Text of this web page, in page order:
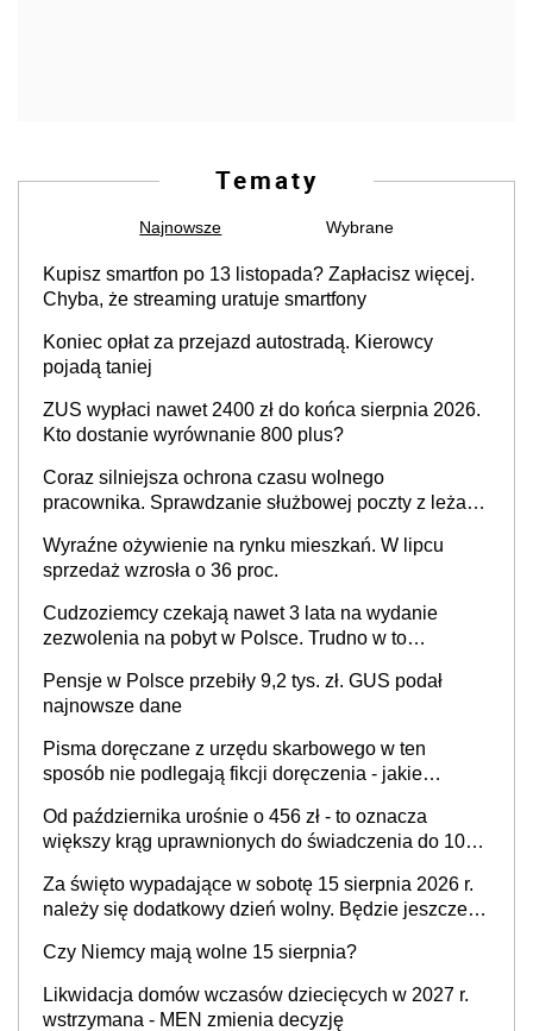
Tematy
Najnowsze Wybrane
Kupisz smartfon po 13 listopada? Zapłacisz więcej.
Chyba, że streaming uratuje smartfony
Koniec opłat za przejazd autostradą. Kierowcy
pojadą taniej
ZUS wypłaci nawet 2400 zł do końca sierpnia 2026.
Kto dostanie wyrównanie 800 plus?
Coraz silniejsza ochrona czasu wolnego
pracownika. Sprawdzanie służbowej poczty z leżaka
zaangażowania i odpowiedzialności pracownika
Wyraźne ożywienie na rynku mieszkań. W lipcu
sprzedaż wzrosła o 36 proc.
Cudzoziemcy czekają nawet 3 lata na wydanie
zezwolenia na pobyt w Polsce. Trudno w to
realny problem
Pensje w Polsce przebiły 9,2 tys. zł. GUS podał
najnowsze dane
Pisma doręczane z urzędu skarbowego w ten
sposób nie podlegają fikcji doręczenia - jakie
Od października urośnie o 456 zł - to oznacza
większy krąg uprawnionych do świadczenia do 1000
Za święto wypadające w sobotę 15 sierpnia 2026 r.
należy się dodatkowy dzień wolny. Będzie jeszcze
Czy Niemcy mają wolne 15 sierpnia?
Likwidacja domów wczasów dziecięcych w 2027 r.
wstrzymana - MEN zmienia decyzję